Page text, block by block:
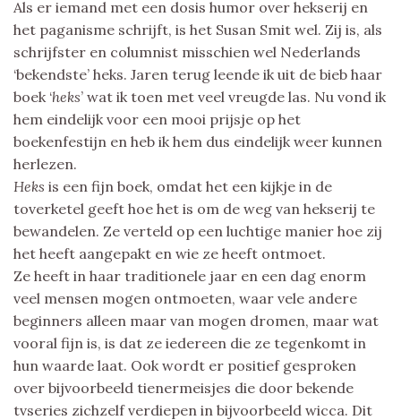
Als er iemand met een dosis humor over hekserij en
het paganisme schrijft, is het Susan Smit wel. Zij is, als
schrijfster en columnist misschien wel Nederlands
‘bekendste’ heks. Jaren terug leende ik uit de bieb haar
boek ‘heks’ wat ik toen met veel vreugde las. Nu vond ik
hem eindelijk voor een mooi prijsje op het
boekenfestijn en heb ik hem dus eindelijk weer kunnen
herlezen.
Heks is een fijn boek, omdat het een kijkje in de
toverketel geeft hoe het is om de weg van hekserij te
bewandelen. Ze verteld op een luchtige manier hoe zij
het heeft aangepakt en wie ze heeft ontmoet.
Ze heeft in haar traditionele jaar en een dag enorm
veel mensen mogen ontmoeten, waar vele andere
beginners alleen maar van mogen dromen, maar wat
vooral fijn is, is dat ze iedereen die ze tegenkomt in
hun waarde laat. Ook wordt er positief gesproken
over bijvoorbeeld tienermeisjes die door bekende
tvseries zichzelf verdiepen in bijvoorbeeld wicca. Dit